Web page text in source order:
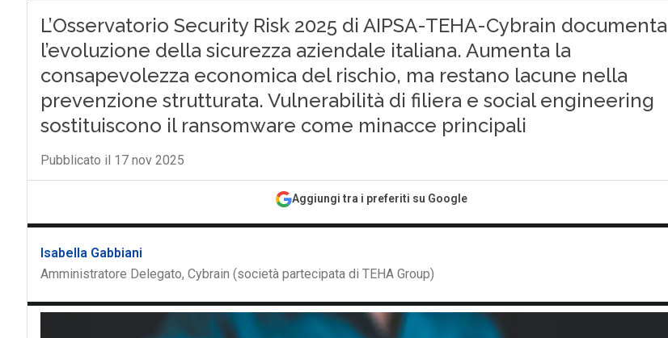
L’Osservatorio Security Risk 2025 di AIPSA-TEHA-Cybrain documenta
l’evoluzione della sicurezza aziendale italiana. Aumenta la
consapevolezza economica del rischio, ma restano lacune nella
prevenzione strutturata. Vulnerabilità di filiera e social engineering
sostituiscono il ransomware come minacce principali
Pubblicato il 17 nov 2025
Aggiungi tra i preferiti su Google
Isabella Gabbiani
Amministratore Delegato, Cybrain (società partecipata di TEHA Group)